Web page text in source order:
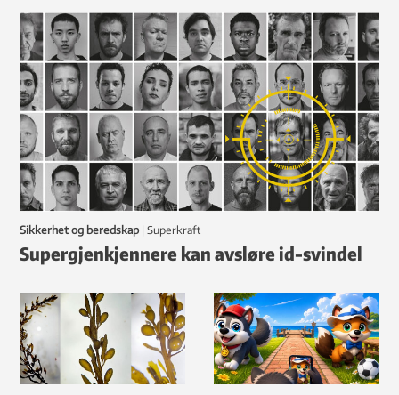
Sikkerhet og beredskap | Superkraft
Supergjenkjennere kan avsløre id-svindel